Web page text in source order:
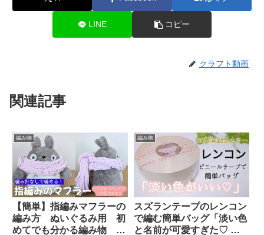
LINE コピー
クラフト動画
関連記事
編み物
【簡単】指編みマフラーの
編み方 ぬいぐるみ用 初
めてでも分かる編み物 セ
編み物
スズランテープのレンコン
で編む簡単バッグ「淡い色
と名前が可愛すぎた♡ 」